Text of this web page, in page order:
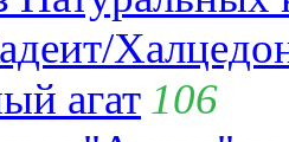
агат 106